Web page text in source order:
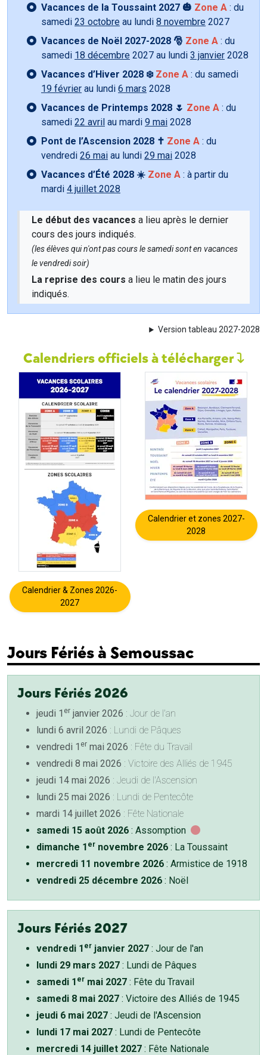
Vacances de la Toussaint 2027 🎃 Zone A : du
samedi 23 octobre au lundi 8 novembre 2027
Vacances de Noël 2027-2028 🎅 Zone A : du
samedi 18 décembre 2027 au lundi 3 janvier 2028
Vacances d’Hiver 2028 ❄️ Zone A : du samedi
19 février au lundi 6 mars 2028
Vacances de Printemps 2028 🌷 Zone A : du
samedi 22 avril au mardi 9 mai 2028
Pont de l’Ascension 2028 ✝️ Zone A : du
vendredi 26 mai au lundi 29 mai 2028
Vacances d’Été 2028 ☀️ Zone A : à partir du
mardi 4 juillet 2028
Le début des vacances a lieu après le dernier
cours des jours indiqués.
(les élèves qui n'ont pas cours le samedi sont en vacances
le vendredi soir)
La reprise des cours a lieu le matin des jours
indiqués.
Version tableau 2027-2028
Calendriers officiels à télécharger
Calendrier & Zones 2026-
2027
Calendrier et zones 2027-
2028
Jours Fériés à Semoussac
Jours Fériés 2026
jeudi 1 er janvier 2026 : Jour de l'an
lundi 6 avril 2026 : Lundi de Pâques
vendredi 1 er mai 2026 : Fête du Travail
vendredi 8 mai 2026 : Victoire des Alliés de 1945
jeudi 14 mai 2026 : Jeudi de l'Ascension
lundi 25 mai 2026 : Lundi de Pentecôte
mardi 14 juillet 2026 : Fête Nationale
samedi 15 août 2026 : Assomption
dimanche 1 er novembre 2026 : La Toussaint
mercredi 11 novembre 2026 : Armistice de 1918
vendredi 25 décembre 2026 : Noël
Jours Fériés 2027
vendredi 1 er janvier 2027 : Jour de l'an
lundi 29 mars 2027 : Lundi de Pâques
samedi 1 er mai 2027 : Fête du Travail
samedi 8 mai 2027 : Victoire des Alliés de 1945
jeudi 6 mai 2027 : Jeudi de l'Ascension
lundi 17 mai 2027 : Lundi de Pentecôte
mercredi 14 juillet 2027 : Fête Nationale